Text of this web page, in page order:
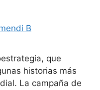
B
que
historias más
La campaña de